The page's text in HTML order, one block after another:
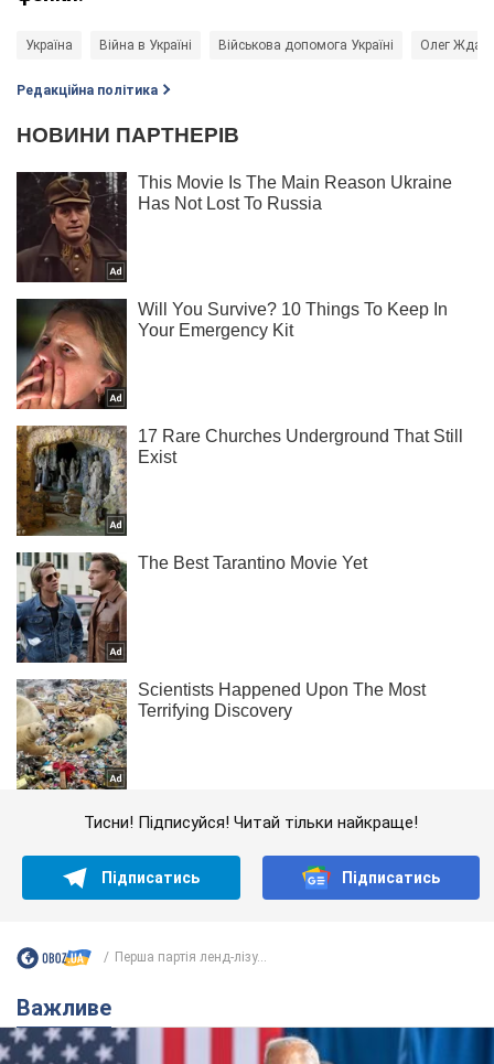
Україна Війна в Україні Військова допомога Україні Олег
Редакційна політика
Тисни! Підписуйся! Читай тільки найкраще!
Підписатись Підписатись
Перша партія ленд-лізу...
Важливе